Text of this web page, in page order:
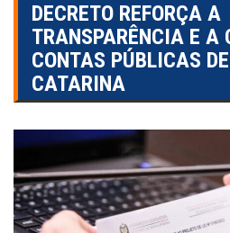
DECRETO REFORÇA A
TRANSPARÊNCIA E A
CONTAS PÚBLICAS
CATARINA